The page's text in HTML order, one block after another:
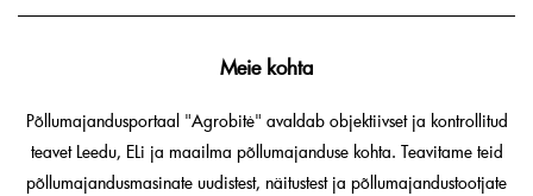
Meie kohta
Põllumajandusportaal "Agrobitė" avaldab objektiivset ja kontrollitud
teavet Leedu, ELi ja maailma põllumajanduse kohta. Teavitame teid
põllumajandusmasinate uudistest, näitustest ja põllumajandustootjate